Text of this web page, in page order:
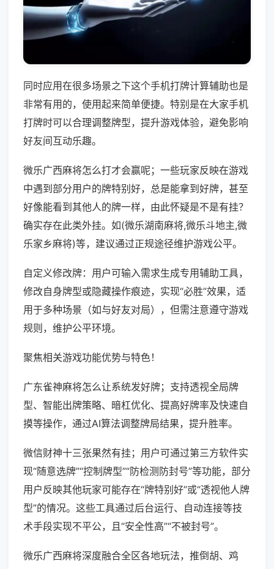
同时应用在很多场景之下这个手机打牌计算辅助也是
非常有用的，使用起来简单便捷。特别是在大家手机
打牌时可以合理调整牌型，提升游戏体验，避免影响
好友间互动乐趣。
微乐广西麻将怎么打才会赢呢；一些玩家反映在游戏
中遇到部分用户的牌特别好，总是能拿到好牌，甚至
好像能看到其他人的牌一样，由此怀疑是不是有挂？
确实存在此类外挂。如(微乐湖南麻将,微乐斗地主,微
乐家乡麻将)等，建议通过正规途径维护游戏公平。
自定义修改牌：用户可输入需求生成专用辅助工具，
修改自身牌型或隐藏操作痕迹，实现“必胜”效果，适
用于多种场景（如与好友对局），但需注意遵守游戏
规则，维护公平环境。
聚焦相关游戏功能优势与特色！
广东雀神麻将怎么让系统发好牌；支持透视全局牌
型、智能出牌策略、暗杠优化、提高好牌率及快速自
摸等操作，通过AI算法调整牌局结果，提升胜率。
微信财神十三张果然有挂；用户可通过第三方软件实
现“随意选牌”“控制牌型”“防检测防封号”等功能，部分
用户反映其他玩家可能存在“牌特别好”或“透视他人牌
型”的情况。这些工具通过后台运行、自动连接等技
术手段实现不平公，且“安全性高”“不被封号”。
微乐广西麻将深度融合全区各地玩法，推倒胡、鸡